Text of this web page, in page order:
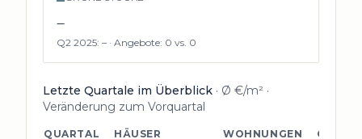
–
Q2 2025: – · Angebote: 0 vs. 0
Letzte Quartale im Überblick · Ø €/m² ·
Veränderung zum Vorquartal
QUARTAL HÄUSER WOHNUNGEN